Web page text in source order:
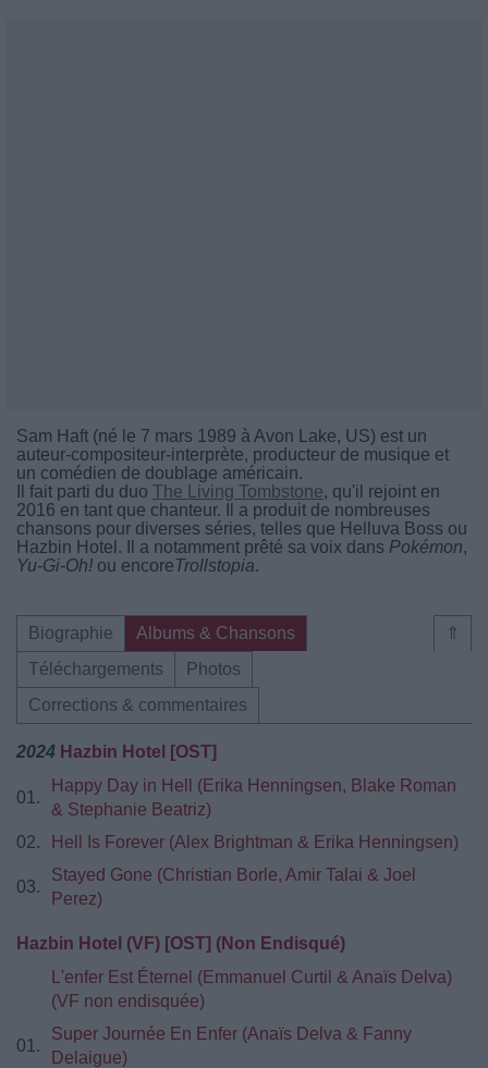
Sam Haft (né le 7 mars 1989 à Avon Lake, US) est un
auteur-compositeur-interprète, producteur de musique et
un comédien de doublage américain.
Il fait parti du duo The Living Tombstone, qu'il rejoint en
2016 en tant que chanteur. Il a produit de nombreuses
chansons pour diverses séries, telles que Helluva Boss ou
Hazbin Hotel. Il a notamment prêté sa voix dans Pokémon,
Yu-Gi-Oh! ou encoreTrollstopia.
⇑
Biographie
Albums & Chansons
Téléchargements
Photos
Corrections & commentaires
2024 Hazbin Hotel [OST]
01.
Happy Day in Hell (Erika Henningsen, Blake Roman
& Stephanie Beatriz)
02.
Hell Is Forever (Alex Brightman & Erika Henningsen)
03.
Stayed Gone (Christian Borle, Amir Talai & Joel
Perez)
Hazbin Hotel (VF) [OST] (Non Endisqué)
L'enfer Est Éternel (Emmanuel Curtil & Anaïs Delva)
(VF non endisquée)
01.
Super Journée En Enfer (Anaïs Delva & Fanny
Delaigue)